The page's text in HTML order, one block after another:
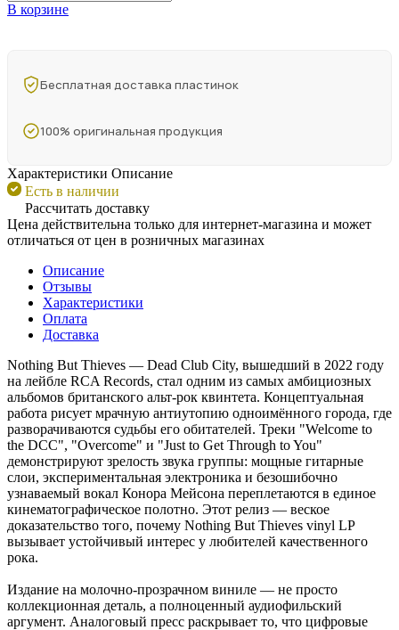
В корзине
Бесплатная доставка пластинок
100% оригинальная продукция
Характеристики Описание
Есть в наличии
Рассчитать доставку
Цена действительна только для интернет-магазина и может
отличаться от цен в розничных магазинах
Описание
Отзывы
Характеристики
Оплата
Доставка
Nothing But Thieves — Dead Club City, вышедший в 2022 году
на лейбле RCA Records, стал одним из самых амбициозных
альбомов британского альт-рок квинтета. Концептуальная
работа рисует мрачную антиутопию одноимённого города, где
разворачиваются судьбы его обитателей. Треки "Welcome to
the DCC", "Overcome" и "Just to Get Through to You"
демонстрируют зрелость звука группы: мощные гитарные
слои, экспериментальная электроника и безошибочно
узнаваемый вокал Конора Мейсона переплетаются в единое
кинематографическое полотно. Этот релиз — веское
доказательство того, почему Nothing But Thieves vinyl LP
вызывает устойчивый интерес у любителей качественного
рока.
Издание на молочно-прозрачном виниле — не просто
коллекционная деталь, а полноценный аудиофильский
аргумент. Аналоговый пресс раскрывает то, что цифровые